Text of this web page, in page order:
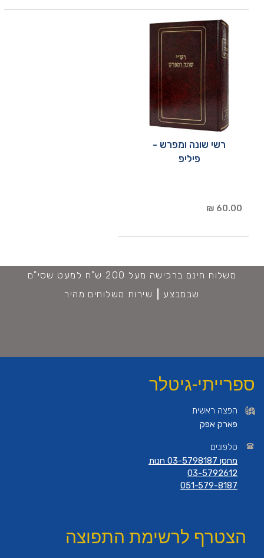
רשי שונה ומפרש -
פיליפ
60.00 ₪
משלוח חינם ברכישה מעל 200 ש"ח למעט שסי"ם
שבמבצע
שירות משלוחים מהיר
ספרייתי-גיטלר
הפצה ראשית
פארק אפק
טלפונים
מחסן 03-5798187 חנות
03-5792612
051-579-8187
הצטרף לרשימת התפוצה